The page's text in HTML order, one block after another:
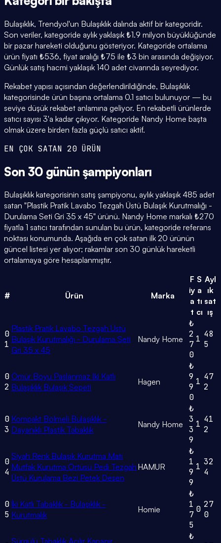
Bulaşıklık, Trendyol'un Bulaşıklık dalında aktif bir kategoridir.
Son veriler, kategoride aylık yaklaşık ₺1.9 milyon büyüklüğünde
bir pazar hareketi olduğunu gösteriyor. Kategoride ortalama
ürün fiyatı ₺536, fiyat aralığı ₺75 ile ₺3 bin arasında değişiyor.
Günlük satış hacmi yaklaşık 140 adet civarında seyrediyor.
Rekabet yapısı açısından değerlendirildiğinde, Bulaşıklık
kategorisinde ürün başına ortalama 0.1 satıcı bulunuyor — bu
seviye düşük rekabet anlamına geliyor. En rekabetli ürünlerde
satıcı sayısı 3'a kadar çıkıyor. Kategoride Nandy Home başta
olmak üzere birden fazla güçlü satıcı aktif.
EN ÇOK SATAN 20 ÜRÜN
Son 30 günün şampiyonları
Bulaşıklık kategorisinin satış şampiyonu, aylık yaklaşık 485 adet
satan "Plastik Pratik Lavabo Tezgah Üstü Bulaşık Kurutmalığı -
Durulama Seti Gri 35 x 45" ürünü. Nandy Home markalı ₺270
fiyatla 1 satıcı tarafından sunulan bu ürün, kategoride referans
noktası konumunda. Aşağıda en çok satan ilk 20 ürünün
güncel listesi yer alıyor; rakamlar son 30 günlük hareketli
ortalamaya göre hesaplanmıştır.
# Ürün Marka
F
iy
a
t
S
a
tı
cı
Ayl
ık
sat
ış
0
1
Plastik Pratik Lavabo Tezgah Üstü
Bulaşık Kurutmalığı - Durulama Seti
Gri 35 x 45
Nandy Home
₺
2
7
0
1 48
5
0
2
Ömür Boyu Paslanmaz Iki Katlı
Bulaşıklık Bulaşık Sepeti
Hagen
₺
9
9
0
1 47
2
0
3
Kompakt Bölmeli Bulaşıklık -
Dayanıklı Plastik Tabaklık
Nandy Home
₺
3
3
9
1 41
2
0
4
Siyah Renk Bulaşık Kurutma Matı
Mutfak Kurutma Örtüsü Pedi Tezgah
Üstü Kurulama Bezi Petek Desen
HAMUR
₺
1
9
9
1 32
4
0
5
İki Katlı Tabaklık - Bulaşıklık -
Kurutmalık
Homie
₺
1
7
5
0 27
0
₺